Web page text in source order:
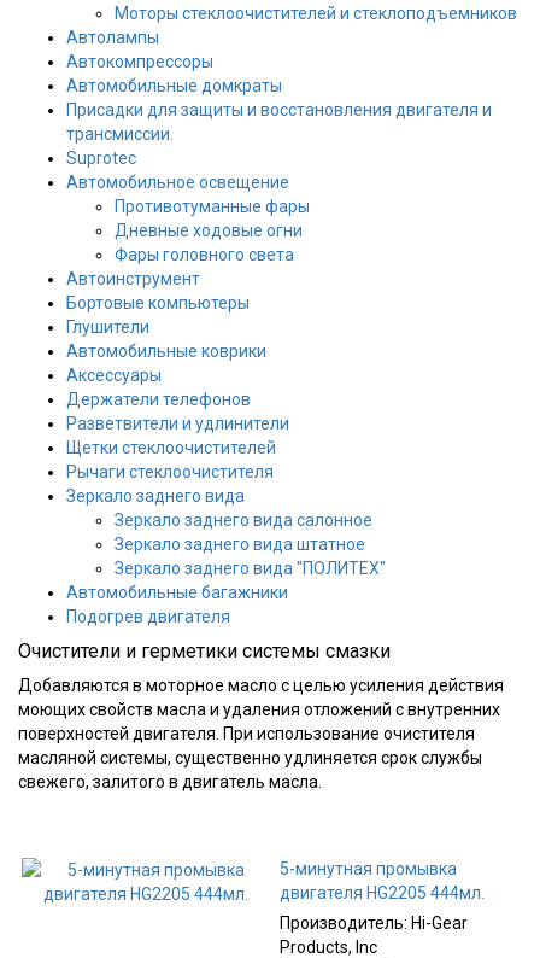
Моторы стеклоочистителей и стеклоподъемников
Автолампы
Автокомпрессоры
Автомобильные домкраты
Присадки для защиты и восстановления двигателя и
трансмиссии.
Suprotec
Автомобильное освещение
Противотуманные фары
Дневные ходовые огни
Фары головного света
Автоинструмент
Бортовые компьютеры
Глушители
Автомобильные коврики
Аксессуары
Держатели телефонов
Разветвители и удлинители
Щетки стеклоочистителей
Рычаги стеклоочистителя
Зеркало заднего вида
Зеркало заднего вида салонное
Зеркало заднего вида штатное
Зеркало заднего вида "ПОЛИТЕХ"
Автомобильные багажники
Подогрев двигателя
Очистители и герметики системы смазки
Добавляются в моторное масло с целью усиления действия
моющих свойств масла и удаления отложений с внутренних
поверхностей двигателя. При использование очистителя
масляной системы, существенно удлиняется срок службы
свежего, залитого в двигатель масла.
5-минутная промывка
двигателя HG2205 444мл.
Производитель: Hi-Gear
Products, Inc